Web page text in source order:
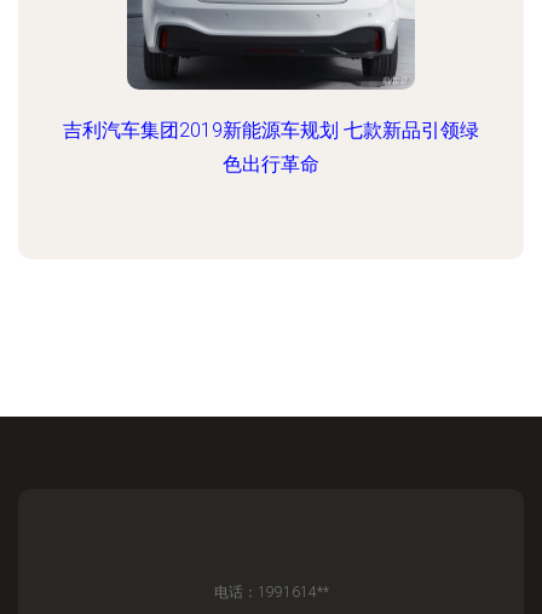
吉利汽车集团2019新能源车规划 七款新品引领绿
色出行革命
电话：1991614**